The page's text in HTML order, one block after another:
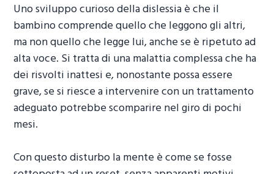
Uno sviluppo curioso della dislessia è che il
bambino comprende quello che leggono gli altri,
ma non quello che legge lui, anche se è ripetuto ad
alta voce. Si tratta di una malattia complessa che ha
dei risvolti inattesi e, nonostante possa essere
grave, se si riesce a intervenire con un trattamento
adeguato potrebbe scomparire nel giro di pochi
mesi.
Con questo disturbo la mente è come se fosse